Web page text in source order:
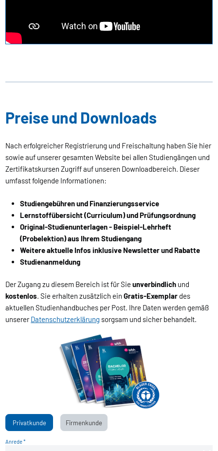
Preise und Downloads
Nach erfolgreicher Registrierung und Freischaltung haben Sie hier
sowie auf unserer gesamten Website bei allen Studiengängen und
Zertifikatskursen Zugriff auf unseren Downloadbereich. Dieser
umfasst folgende Informationen:
Studiengebühren und Finanzierungsservice
Lernstoffübersicht (Curriculum) und Prüfungsordnung
Original-Studienunterlagen - Beispiel-Lehrheft
(Probelektion) aus Ihrem Studiengang
Weitere aktuelle Infos inklusive Newsletter und Rabatte
Studienanmeldung
Der Zugang zu diesem Bereich ist für Sieunverbindlich und
kostenlos. Sie erhalten zusätzlich einGratis-Exemplar des
aktuellen Studienhandbuches per Post. Ihre Daten werden gemäß
unsererDatenschutzerklärung sorgsam und sicher behandelt.
Privatkunde Firmenkunde
Anrede *